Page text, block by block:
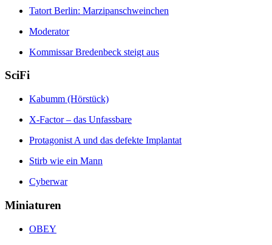
Tatort Berlin: Marzipanschweinchen
Moderator
Kommissar Bredenbeck steigt aus
SciFi
Kabumm (Hörstück)
X-Factor – das Unfassbare
Protagonist A und das defekte Implantat
Stirb wie ein Mann
Cyberwar
Miniaturen
OBEY